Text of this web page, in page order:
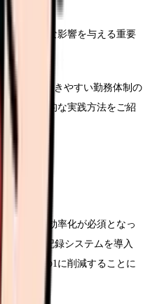
に直接的な影響を与える重要
から、働きやすい勤務体制の
で、具体的な実践方法をご紹
よる業務効率化が必須となっ
による記録システムを導入
来の3分の1に削減することに